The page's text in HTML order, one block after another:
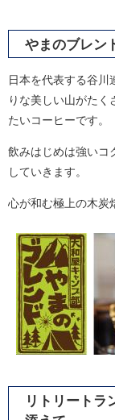
やまのブレ
日本を代表する谷川
りな美しい山がたく
たいコーヒーです。
飲みはじめは強いコ
していきます。
心が和む極上の木炭
リトリートラ